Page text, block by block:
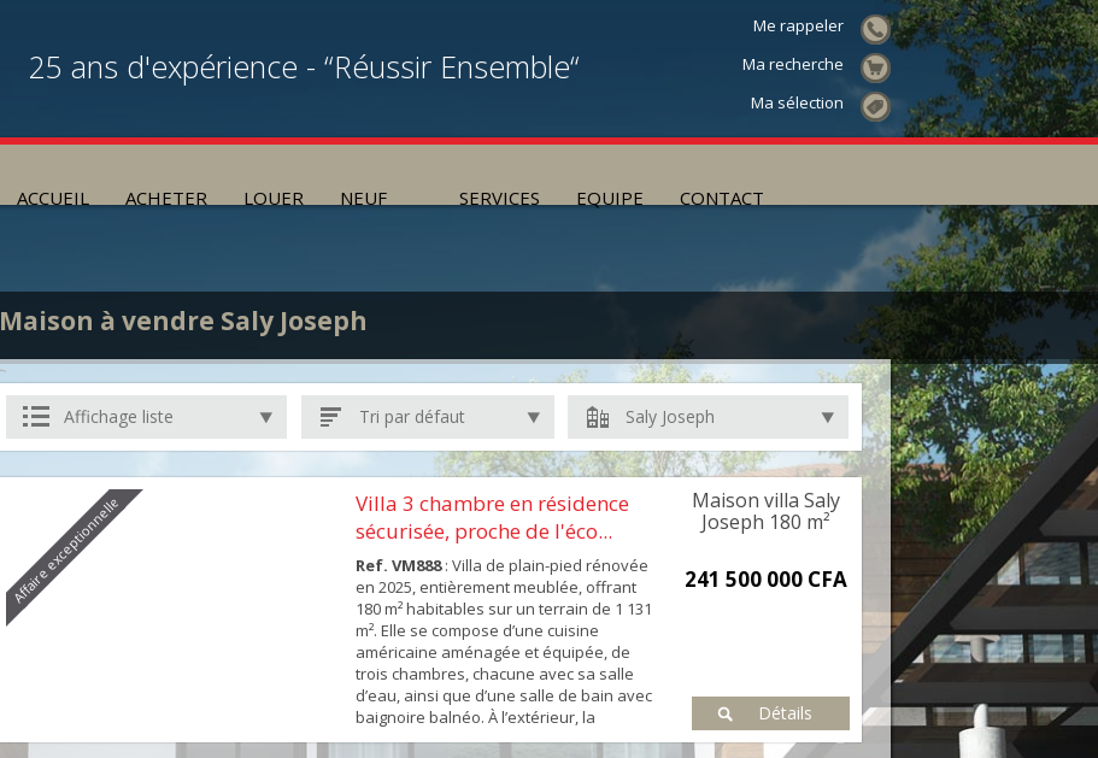
ACCUEIL ACHETER LOUER NEUF SERVICES EQUIPE CONTACT
Me rappeler
Ma recherche
Ma sélection
25 ans d'expérience - “Réussir Ensemble“
Maison à vendre Saly Joseph
Affichage liste Tri par défaut Saly Joseph
Affaire exceptionnelle
Villa 3 chambre en résidence
sécurisée, proche de l'éco...
Ref. VM888: Villa de plain-pied rénovée
en 2025, entièrement meublée, offrant
180 m² habitables sur un terrain de 1 131
m². Elle se compose d’une cuisine
américaine aménagée et équipée, de
trois chambres, chacune avec sa salle
d’eau, ainsi que d’une salle de bain avec
baignoire balnéo. À l’extérieur, la
propriété dispose d’une terrasse de 49
Maison villa Saly
Joseph 180 m²
241 500 000 CFA
Détails